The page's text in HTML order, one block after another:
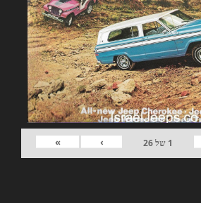
1 של26
›
»